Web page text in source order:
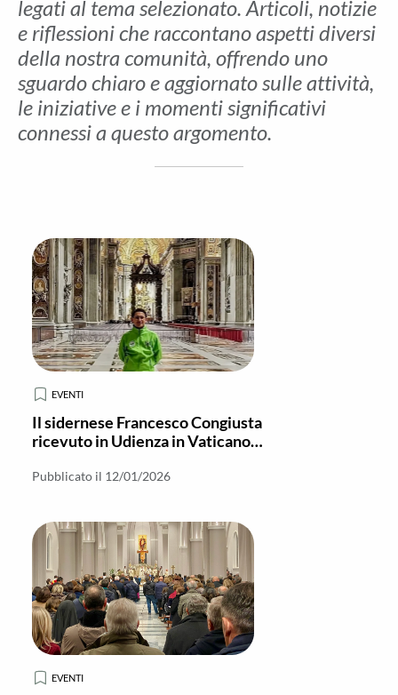
legati al tema selezionato. Articoli, notizie
e riflessioni che raccontano aspetti diversi
della nostra comunità, offrendo uno
sguardo chiaro e aggiornato sulle attività,
le iniziative e i momenti significativi
connessi a questo argomento.
EVENTI
Il sidernese Francesco Congiusta
ricevuto in Udienza in Vaticano
Pubblicato il 12/01/2026
EVENTI